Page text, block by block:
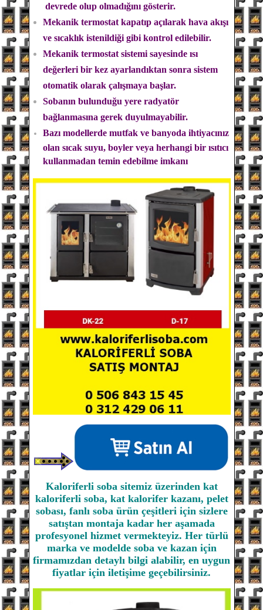
devrede olup olmadığını gösterir.
Mekanik termostat kapatıp açılarak hava akışı
ve sıcaklık istenildiği gibi kontrol edilebilir.
Mekanik termostat sistemi sayesinde ısı
değerleri bir kez ayarlandıktan sonra sistem
otomatik olarak çalışmaya başlar.
Sobanın bulunduğu yere radyatör
bağlanmasına gerek duyulmayabilir.
Bazı modellerde mutfak ve banyoda ihtiyacınız
olan sıcak suyu, boyler veya herhangi bir ısıtıcı
kullanmadan temin edebilme imkanı
Kaloriferli soba sitemiz üzerinden kat
kaloriferli soba, kat kalorifer kazanı, pelet
sobası, fanlı soba ürün çeşitleri için sizlere
satıştan montaja kadar her aşamada
profesyonel hizmet vermekteyiz. Her türlü
marka ve modelde soba ve kazan için
firmamızdan detaylı bilgi alabilir, en uygun
fiyatlar için iletişime geçebilirsiniz.